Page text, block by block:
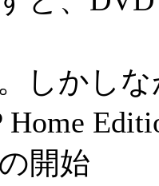
しかし
Home
開始